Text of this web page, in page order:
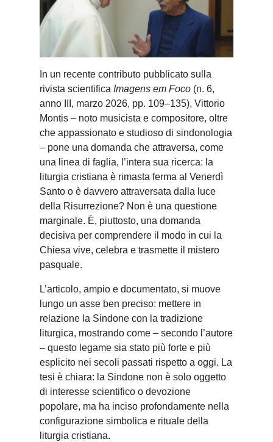
In un recente contributo pubblicato sulla
rivista scientifica Imagens em Foco (n. 6,
anno III, marzo 2026, pp. 109–135), Vittorio
Montis – noto musicista e compositore, oltre
che appassionato e studioso di sindonologia
– pone una domanda che attraversa, come
una linea di faglia, l’intera sua ricerca: la
liturgia cristiana è rimasta ferma al Venerdì
Santo o è davvero attraversata dalla luce
della Risurrezione? Non è una questione
marginale. È, piuttosto, una domanda
decisiva per comprendere il modo in cui la
Chiesa vive, celebra e trasmette il mistero
pasquale.
L’articolo, ampio e documentato, si muove
lungo un asse ben preciso: mettere in
relazione la Sindone con la tradizione
liturgica, mostrando come – secondo l’autore
– questo legame sia stato più forte e più
esplicito nei secoli passati rispetto a oggi. La
tesi è chiara: la Sindone non è solo oggetto
di interesse scientifico o devozione
popolare, ma ha inciso profondamente nella
configurazione simbolica e rituale della
liturgia cristiana.